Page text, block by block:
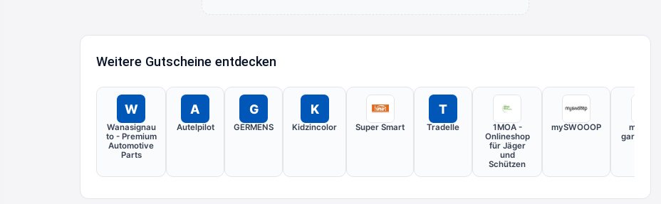
Weitere Gutscheine entdecken
W
Wanasignau
to - Premium
Automotive
Parts
A
Autelpilot
G
GERMENS
K
Kidzincolor Super Smart
T
Tradelle
1MOA -
Onlineshop
für Jäger
und
Schützen
mySWOOOP
moebel-